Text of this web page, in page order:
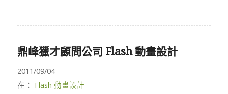
鼎峰獵才顧問公司 Flash 動畫設計
2011/09/04
在： Flash 動畫設計